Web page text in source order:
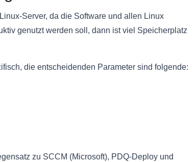
Server, da die Software und allen Linux
genutzt werden soll, dann ist viel Speicherplatz
die entscheidenden Parameter sind folgende:
zu SCCM (Microsoft), PDQ-Deploy und